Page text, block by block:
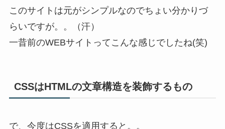
このサイトは元がシンプルなのでちょい分かりづ
らいですが。。（汗）
一昔前のWEBサイトってこんな感じでしたね(笑)
CSSはHTMLの文章構造を装飾するもの
で、今度はCSSを適用すると。。